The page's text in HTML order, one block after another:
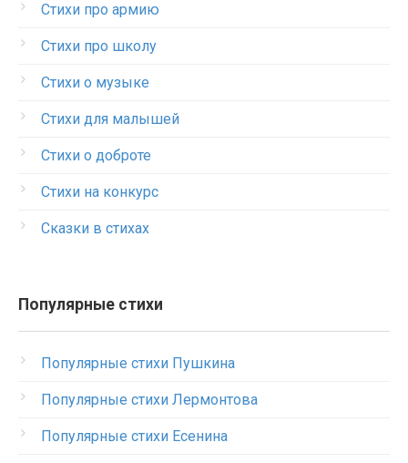
Стихи про армию
Стихи про школу
Стихи о музыке
Стихи для малышей
Стихи о доброте
Стихи на конкурс
Сказки в стихах
Популярные стихи
Популярные стихи Пушкина
Популярные стихи Лермонтова
Популярные стихи Есенина